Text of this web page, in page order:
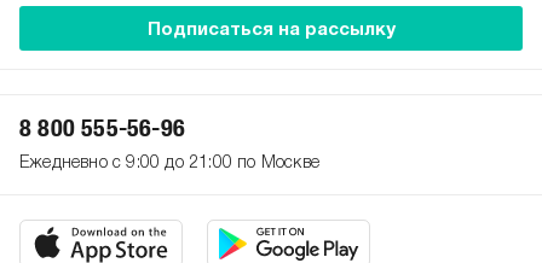
Подписаться на рассылку
8 800 555-56-96
Ежедневно с 9:00 до 21:00 по Москве